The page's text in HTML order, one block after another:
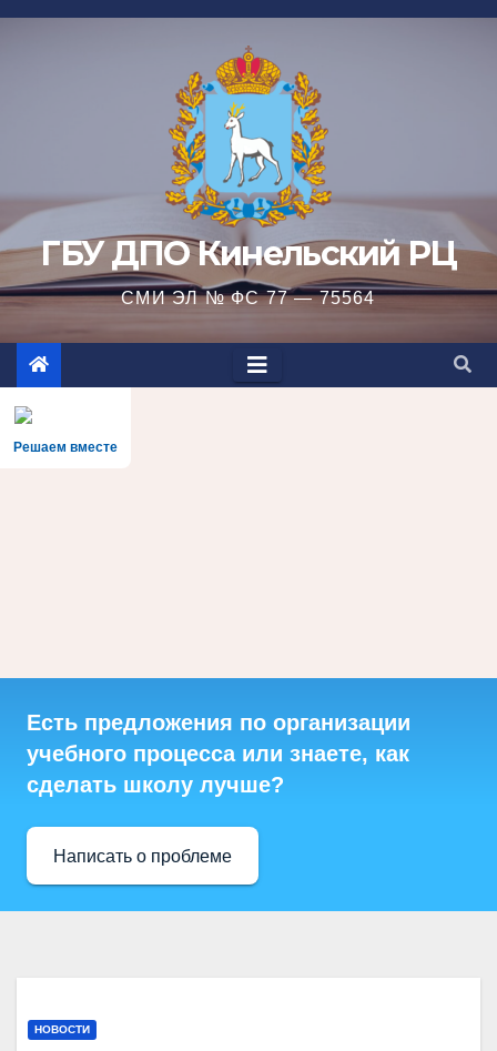
Перейти
ГБУ ДПО Кинельский РЦ
СМИ ЭЛ № ФС 77 — 75564
Решаем вместе
Есть предложения по организации
учебного процесса или знаете, как
сделать школу лучше?
Написать о проблеме
НОВОСТИ